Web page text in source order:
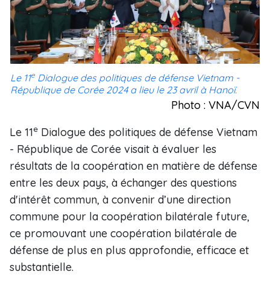
Le 11e Dialogue des politiques de défense Vietnam -
République de Corée 2024 a lieu le 23 avril à Hanoï.
Photo : VNA/CVN
Le 11e Dialogue des politiques de défense Vietnam
- République de Corée visait à évaluer les
résultats de la coopération en matière de défense
entre les deux pays, à échanger des questions
d'intérêt commun, à convenir d’une direction
commune pour la coopération bilatérale future,
ce promouvant une coopération bilatérale de
défense de plus en plus approfondie, efficace et
substantielle.